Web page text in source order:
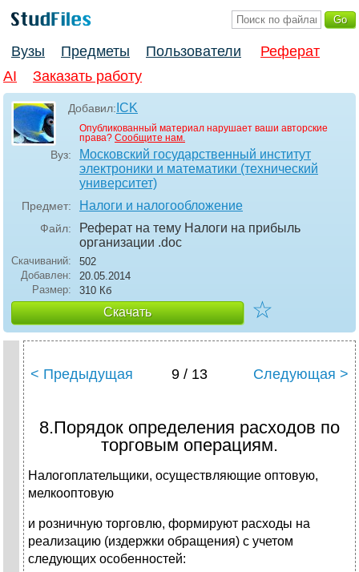
Вузы Предметы Пользователи
Реферат
AI
Заказать работу
Добавил: ICK
Опубликованный материал нарушает ваши авторские
права? Сообщите нам.
Вуз:
Московский государственный институт
электроники и математики (технический
университет)
Предмет: Налоги и налогообложение
Файл:
Реферат на тему Налоги на прибыль
организации .doc
Скачиваний:
502
Добавлен:
20.05.2014
Размер:
310 Кб
Скачать ☆
< Предыдущая 9 / 13 Следующая >
8.Порядок определения расходов по
торговым операциям.
Налогоплательщики, осуществляющие оптовую,
мелкооптовую
и розничную торговлю, формируют расходы на
реализацию (издержки обращения) с учетом
следующих особенностей: